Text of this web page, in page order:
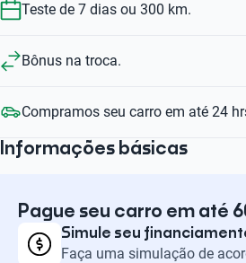
Teste de 7 dias ou 300 km.
Bônus na troca.
Compramos seu carro em até 24
Informações básicas
Pague seu carro em até
Simule seu
Faça uma simulação de